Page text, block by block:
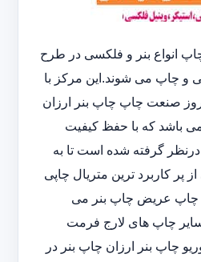
انواع بنر و فلکسی در طرح
و چاپ می شوند.این مرکز با
صنعت چاپ چاپ بنر ارزان
باشد که با حفظ کیفیت
گرفته شده است تا به
پر کاربرد ترین متریال چاپی
چاپ عریض چاپ بنر می
سایر چاپ های لارج فرمت
چاپ بنر ارزان چاپ بنر در